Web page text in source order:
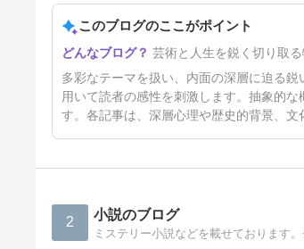
境界の深淵を観る～アンドリュ
ー・ワイエス展～
57日前
このブログのここがポイント
芸術と人生を鋭く切り取
多彩なテーマを扱い、内面の深層に迫る
用いて読者の感性を刺激します。抽象的
す。各記事は、深層心理や歴史的背景、
2 小説のブログ
ミステリー小説などを載せております